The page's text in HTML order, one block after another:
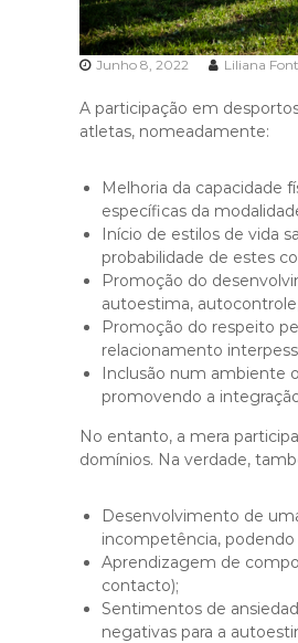
Junho 8, 2022 Liliana
A participação em
atletas, nomeadamente:
Melhoria da capacidade
específicas da
Início de estilos de vida
probabilidade de estes
Promoção do
autoestima,
Promoção do respeito
relacionamento
Inclusão num ambiente
promovendo a
No entanto, a mera
domínios. Na verdade,
Desenvolvimento de
incompetência,
Aprendizagem de
contacto);
Sentimentos de
negativas para a